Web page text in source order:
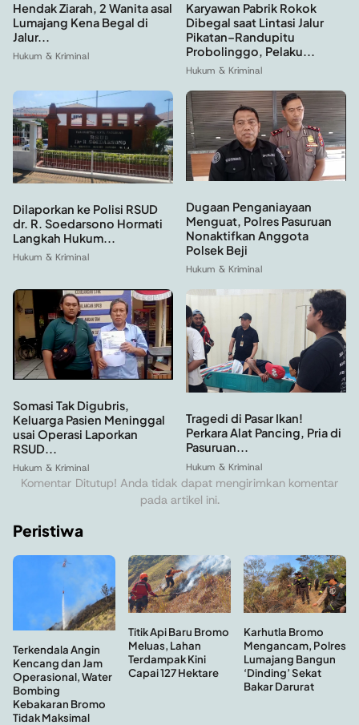
Hendak Ziarah, 2 Wanita asal
Lumajang Kena Begal di
Jalur...
Hukum & Kriminal
Karyawan Pabrik Rokok
Dibegal saat Lintasi Jalur
Pikatan–Randupitu
Probolinggo, Pelaku...
Hukum & Kriminal
Dilaporkan ke Polisi RSUD
dr. R. Soedarsono Hormati
Langkah Hukum...
Hukum & Kriminal
Dugaan Penganiayaan
Menguat, Polres Pasuruan
Nonaktifkan Anggota
Polsek Beji
Hukum & Kriminal
Somasi Tak Digubris,
Keluarga Pasien Meninggal
usai Operasi Laporkan
RSUD...
Hukum & Kriminal
Tragedi di Pasar Ikan!
Perkara Alat Pancing, Pria di
Pasuruan...
Hukum & Kriminal
Komentar Ditutup! Anda tidak dapat mengirimkan komentar
pada artikel ini.
Peristiwa
Terkendala Angin
Kencang dan Jam
Operasional, Water
Bombing
Kebakaran Bromo
Tidak Maksimal
Titik Api Baru Bromo
Meluas, Lahan
Terdampak Kini
Capai 127 Hektare
Karhutla Bromo
Mengancam, Polres
Lumajang Bangun
‘Dinding’ Sekat
Bakar Darurat